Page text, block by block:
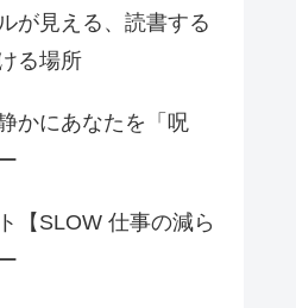
が見える、読書する
る場所
かにあなたを「呪
【SLOW 仕事の減ら